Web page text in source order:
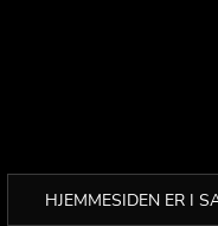
HJEMMESIDEN ER I